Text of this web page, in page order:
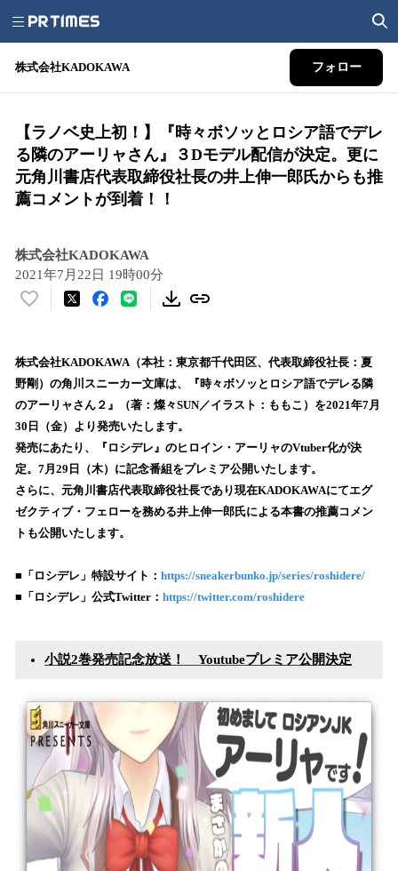
株式会社KADOKAWA フォロー
【ラノベ史上初！】『時々ボソッとロシア語でデレ
る隣のアーリャさん』３Dモデル配信が決定。更に
元角川書店代表取締役社長の井上伸一郎氏からも推
薦コメントが到着！！
株式会社KADOKAWA
2021年7月22日 19時00分
い
！
数
を
読
み
込
み
中
で
す
株式会社KADOKAWA（本社：東京都千代田区、代表取締役社長：夏
野剛）の角川スニーカー文庫は、『時々ボソッとロシア語でデレる隣
のアーリャさん２』（著：燦々SUN／イラスト：ももこ）を2021年7月
30日（金）より発売いたします。
発売にあたり、『ロシデレ』のヒロイン・アーリャのVtuber化が決
定。7月29日（木）に記念番組をプレミア公開いたします。
さらに、元角川書店代表取締役社長であり現在KADOKAWAにてエグ
ゼクティブ・フェローを務める井上伸一郎氏による本書の推薦コメン
トも公開いたします。
■「ロシデレ」特設サイト： https://sneakerbunko.jp/series/roshidere/
■「ロシデレ」公式Twitter： https://twitter.com/roshidere
小説2巻発売記念放送！ Youtubeプレミア公開決定